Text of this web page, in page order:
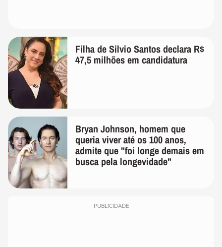
Filha de Silvio Santos declara R$
47,5 milhões em candidatura
Bryan Johnson, homem que
queria viver até os 100 anos,
admite que "foi longe demais em
busca pela longevidade"
PUBLICIDADE